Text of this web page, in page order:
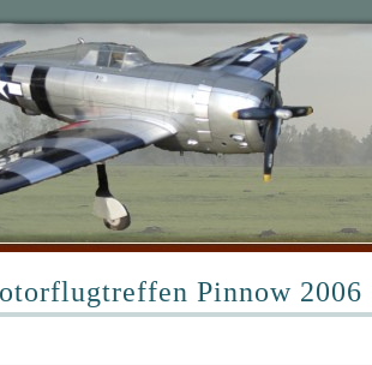
Pinnow 2006